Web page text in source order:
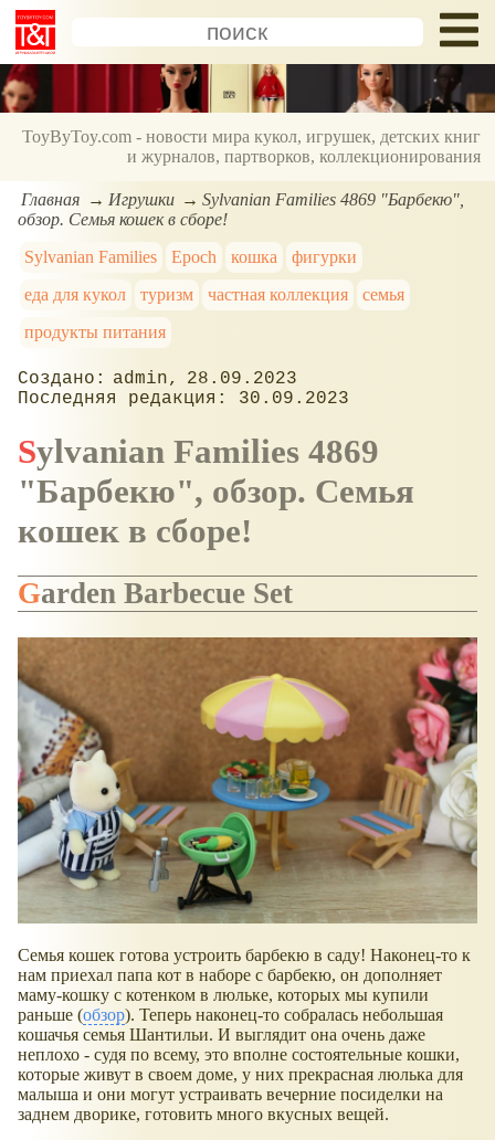
ToyByToy.com - новости мира кукол, игрушек, детских книг
и журналов, партворков, коллекционирования
Главная Игрушки
Sylvanian Families 4869 "Барбекю",
обзор. Семья кошек в сборе!
Sylvanian Families
Epoch кошка
фигурки
еда для кукол
туризм частная коллекция
семья
продукты питания
admin
28.09.2023
30.09.2023
Sylvanian Families 4869
"Барбекю", обзор. Семья
кошек в сборе!
Garden Barbecue Set
Семья кошек готова устроить барбекю в саду! Наконец-то к
нам приехал папа кот в наборе с барбекю, он дополняет
маму-кошку с котенком в люльке, которых мы купили
раньше (обзор). Теперь наконец-то собралась небольшая
кошачья семья Шантильи. И выглядит она очень даже
неплохо - судя по всему, это вполне состоятельные кошки,
которые живут в своем доме, у них прекрасная люлька для
малыша и они могут устраивать вечерние посиделки на
заднем дворике, готовить много вкусных вещей.